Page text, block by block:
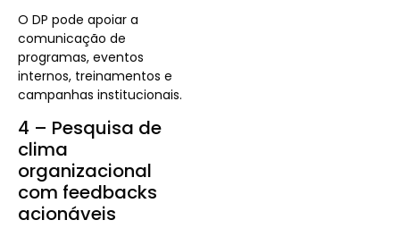
O DP pode apoiar a
comunicação de
programas, eventos
internos, treinamentos e
campanhas institucionais.
4 – Pesquisa de
clima
organizacional
com feedbacks
acionáveis